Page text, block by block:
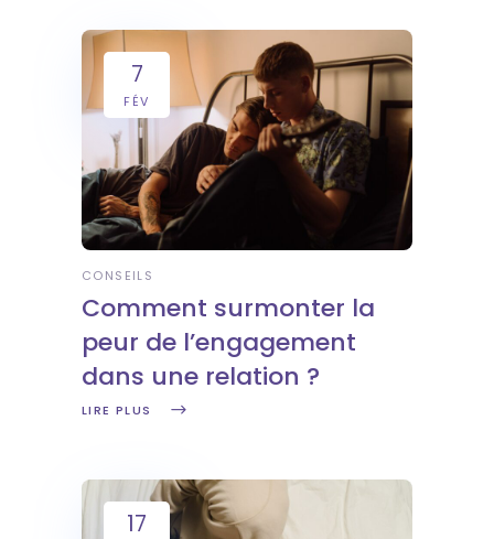
7
FÉV
CONSEILS
Comment surmonter la
peur de l’engagement
dans une relation ?
LIRE PLUS
17